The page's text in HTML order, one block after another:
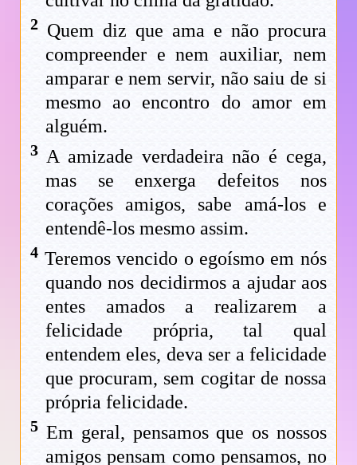
2 Quem diz que ama e não procura
compreender e nem auxiliar, nem
amparar e nem servir, não saiu de si
mesmo ao encontro do amor em
alguém.
3 A amizade verdadeira não é cega,
mas se enxerga defeitos nos
corações amigos, sabe amá-los e
entendê-los mesmo assim.
4 Teremos vencido o egoísmo em nós
quando nos decidirmos a ajudar aos
entes amados a realizarem a
felicidade própria, tal qual
entendem eles, deva ser a felicidade
que procuram, sem cogitar de nossa
própria felicidade.
5 Em geral, pensamos que os nossos
amigos pensam como pensamos, no